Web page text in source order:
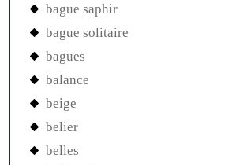
bague saphir
bague solitaire
bagues
balance
beige
belier
belles